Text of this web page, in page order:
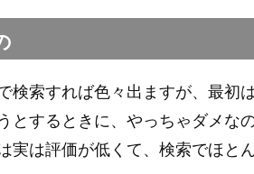
検索すれば色々出ますが、最初
とするときに、やっちゃダメな
実は評価が低くて、検索でほと